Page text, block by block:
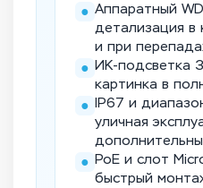
● Аппаратный
детализация в
и при
● ИК-подсветка
картинка в
● IP67 и
уличная
● PoE и слот
быстрый